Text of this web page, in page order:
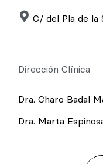
C/ del Pla de la
Dirección Clínica
Dra. Charo Badal
Dra. Marta